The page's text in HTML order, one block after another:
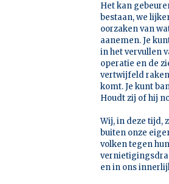
Het kan
bestaan, we
oorzaken van
aanemen. Je
in het vervullen
operatie en de
vertwijfeld
komt. Je kunt
Houdt zij of hij
Wij, in deze tijd,
buiten onze
volken tegen
en in ons